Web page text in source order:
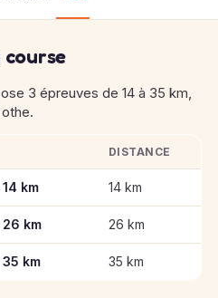
3 épreuves de 14 à 35 km,
de Trail de la Forêt d’Othe
DISTANCE
km 14 km
26 km 26 km
35 km 35 km